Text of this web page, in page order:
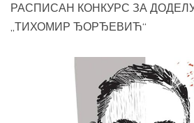
РАСПИСАН КОНКУРС ЗА
„ТИХОМИР ЂОРЂЕВИЋ“